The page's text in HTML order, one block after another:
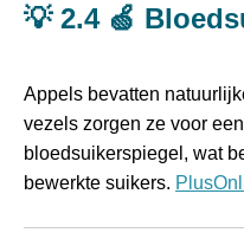
💡 2.4 🍏
Appels bevatten
vezels zorgen ze voor
bloedsuikerspiegel, wat
bewerkte suikers.